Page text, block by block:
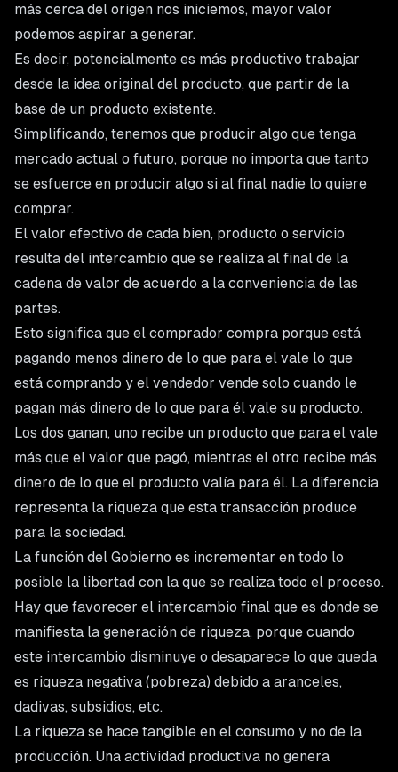
más cerca del origen nos iniciemos, mayor valor
podemos aspirar a generar.
Es decir, potencialmente es más productivo trabajar
desde la idea original del producto, que partir de la
base de un producto existente.
Simplificando, tenemos que producir algo que tenga
mercado actual o futuro, porque no importa que tanto
se esfuerce en producir algo si al final nadie lo quiere
comprar.
El valor efectivo de cada bien, producto o servicio
resulta del intercambio que se realiza al final de la
cadena de valor de acuerdo a la conveniencia de las
partes.
Esto significa que el comprador compra porque está
pagando menos dinero de lo que para el vale lo que
está comprando y el vendedor vende solo cuando le
pagan más dinero de lo que para él vale su producto.
Los dos ganan, uno recibe un producto que para el vale
más que el valor que pagó, mientras el otro recibe más
dinero de lo que el producto valía para él. La diferencia
representa la riqueza que esta transacción produce
para la sociedad.
La función del Gobierno es incrementar en todo lo
posible la libertad con la que se realiza todo el proceso.
Hay que favorecer el intercambio final que es donde se
manifiesta la generación de riqueza, porque cuando
este intercambio disminuye o desaparece lo que queda
es riqueza negativa (pobreza) debido a aranceles,
dadivas, subsidios, etc.
La riqueza se hace tangible en el consumo y no de la
producción. Una actividad productiva no genera